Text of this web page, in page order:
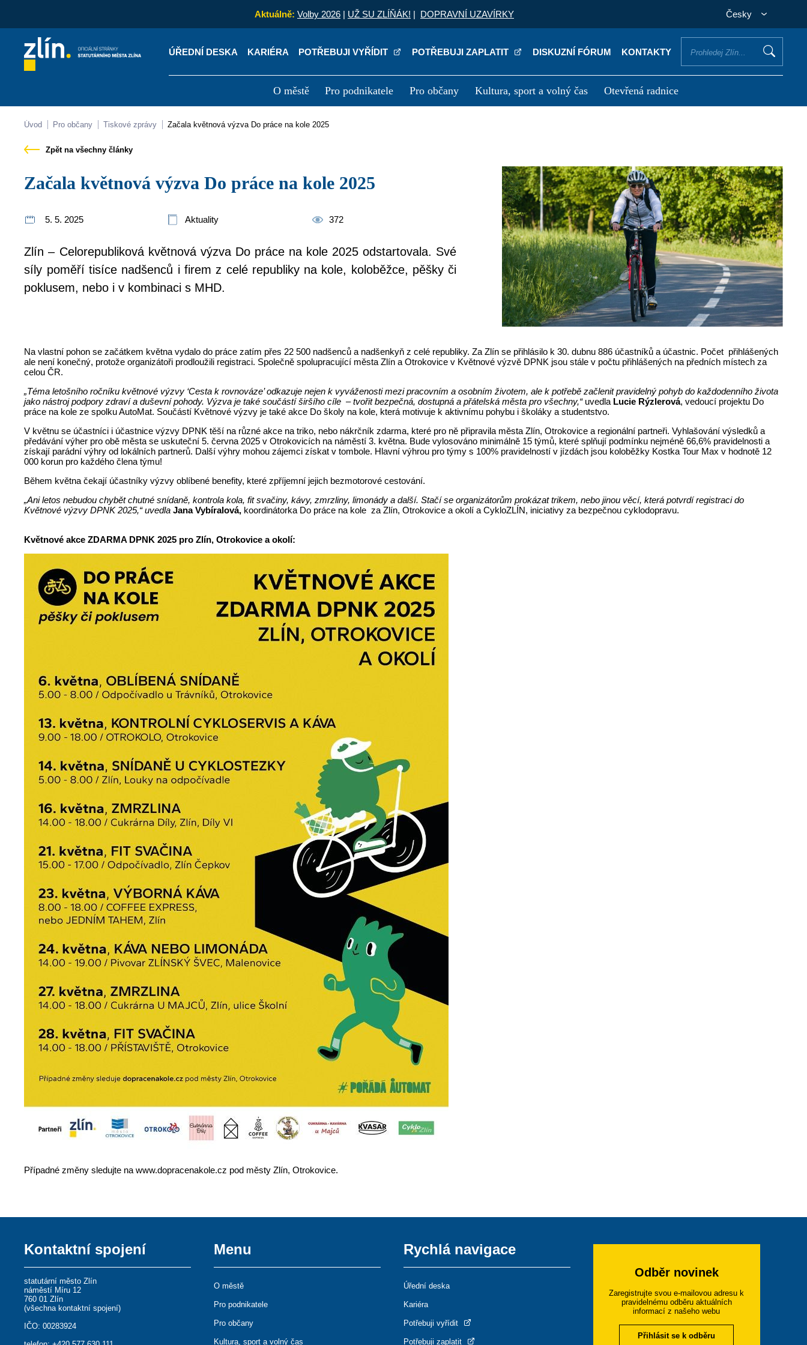
Aktuálně: Volby 2026 | UŽ SU ZLÍŇÁK! | DOPRAVNÍ UZAVÍRKY Česky
ÚŘEDNÍ DESKA KARIÉRA POTŘEBUJI VYŘÍDIT POTŘEBUJI ZAPLATIT DISKUZNÍ FÓRUM KONTAKTY
O městě Pro podnikatele Pro občany Kultura, sport a volný čas Otevřená radnice
Kontakty Úřední deska
Úvod Pro občany Tiskové zprávy Začala květnová výzva Do práce na kole 2025
Zpět na všechny články
Začala květnová výzva Do práce na kole 2025
5. 5. 2025 Aktuality 372
Zlín – Celorepubliková květnová výzva Do práce na kole 2025 odstartovala. Své
síly poměří tisíce nadšenců i firem z celé republiky na kole, koloběžce, pěšky či
poklusem, nebo i v kombinaci s MHD.
Na vlastní pohon se začátkem května vydalo do práce zatím přes 22 500 nadšenců a nadšenkyň z celé republiky. Za Zlín se přihlásilo k 30. dubnu 886 účastníků a účastnic. Počet přihlášených
ale není konečný, protože organizátoři prodloužili registraci. Společně spolupracující města Zlín a Otrokovice v Květnové výzvě DPNK jsou stále v počtu přihlášených na předních místech za
celou ČR.
„Téma letošního ročníku květnové výzvy ‘Cesta k rovnováze’ odkazuje nejen k vyváženosti mezi pracovním a osobním životem, ale k potřebě začlenit pravidelný pohyb do každodenního života
jako nástroj podpory zdraví a duševní pohody. Výzva je také součástí širšího cíle – tvořit bezpečná, dostupná a přátelská města pro všechny,“uvedla Lucie Rýzlerová, vedoucí projektu Do
práce na kole ze spolku AutoMat. Součástí Květnové výzvy je také akce Do školy na kole, která motivuje k aktivnímu pohybu i školáky a studentstvo.
V květnu se účastníci i účastnice výzvy DPNK těší na různé akce na triko, nebo nákrčník zdarma, které pro ně připravila města Zlín, Otrokovice a regionální partneři. Vyhlašování výsledků a
předávání výher pro obě města se uskuteční 5. června 2025 v Otrokovicích na náměstí 3. května. Bude vylosováno minimálně 15 týmů, které splňují podmínku nejméně 66,6% pravidelnosti a
získají parádní výhry od lokálních partnerů. Další výhry mohou zájemci získat v tombole. Hlavní výhrou pro týmy s 100% pravidelností v jízdách jsou koloběžky Kostka Tour Max v hodnotě 12
000 korun pro každého člena týmu!
Během května čekají účastníky výzvy oblíbené benefity, které zpříjemní jejich bezmotorové cestování.
„Ani letos nebudou chybět chutné snídaně, kontrola kola, fit svačiny, kávy, zmrzliny, limonády a další. Stačí se organizátorům prokázat trikem, nebo jinou věcí, která potvrdí registraci do
Květnové výzvy DPNK 2025,“ uvedlaJana Vybíralová, koordinátorka Do práce na kole za Zlín, Otrokovice a okolí a CykloZLÍN, iniciativy za bezpečnou cyklodopravu.
Květnové akce ZDARMA DPNK 2025 pro Zlín, Otrokovice a okolí:
Případné změny sledujte na www.dopracenakole.cz pod městy Zlín, Otrokovice.
Kontaktní spojení
statutární město Zlín
náměstí Míru 12
760 01 Zlín
(všechna kontaktní spojení)
IČO: 00283924
Menu
O městě
Pro podnikatele
Pro občany
Kultura, sport a volný čas
Rychlá navigace
Úřední deska
Kariéra
Potřebuji vyřídit
Potřebuji zaplatit
Odběr novinek
Zaregistrujte svou e-mailovou adresu k
pravidelnému odběru aktuálních
informací z našeho webu
Přihlásit se k odběru